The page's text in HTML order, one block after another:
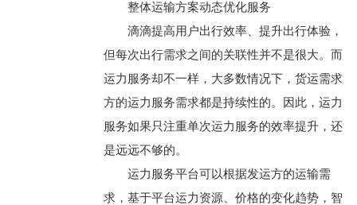
整体运输方案动态优化服务
滴滴提高用户出行效率、提升出行体验，
但每次出行需求之间的关联性并不是很大。而
运力服务却不一样，大多数情况下，货运需求
方的运力服务需求都是持续性的。因此，运力
服务如果只注重单次运力服务的效率提升，还
是远远不够的。
运力服务平台可以根据发运方的运输需
求，基于平台运力资源、价格的变化趋势，智